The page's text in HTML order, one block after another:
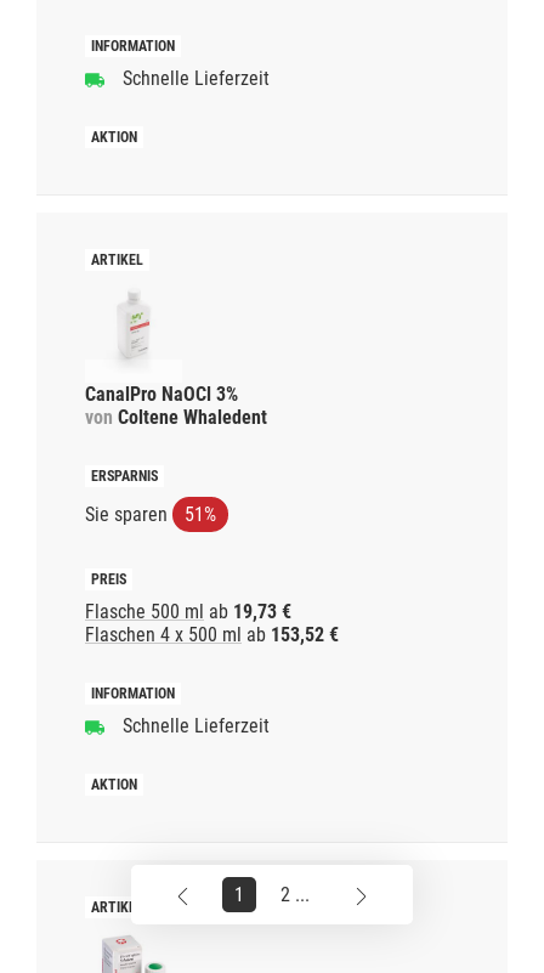
Schnelle Lieferzeit
CanalPro NaOCl 3%
von Coltene Whaledent
Sie sparen 51%
Flasche 500 ml ab 19,73 €
Flaschen 4 x 500 ml ab 153,52 €
Schnelle Lieferzeit
1 2 ...